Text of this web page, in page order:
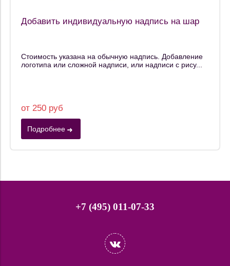
Добавить индивидуальную надпись на шар
Стоимость указана на обычную надпись. Добавление
логотипа или сложной надписи, или надписи с рису...
от 250 руб
Подробнее
+7 (495) 011-07-33